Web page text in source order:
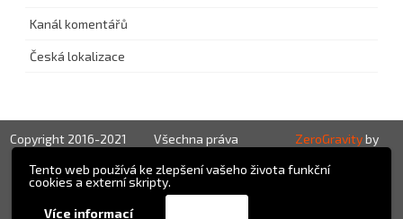
Tento web používá ke zlepšení vašeho života funkční
cookies a externí skripty.
Více informací
Kanál komentářů
Česká lokalizace
Copyright 2016-2021
Všechna práva
vyhrazena!
ZeroGravityby
GalussoThemes.com